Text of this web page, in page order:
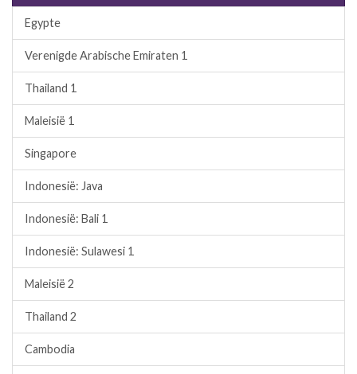
Egypte
Verenigde Arabische Emiraten 1
Thailand 1
Maleisië 1
Singapore
Indonesië: Java
Indonesië: Bali 1
Indonesië: Sulawesi 1
Maleisië 2
Thailand 2
Cambodia